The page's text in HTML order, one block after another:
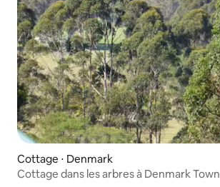
Cottage ⋅ Denmark
Cottage dans les arbres à Denmark Town